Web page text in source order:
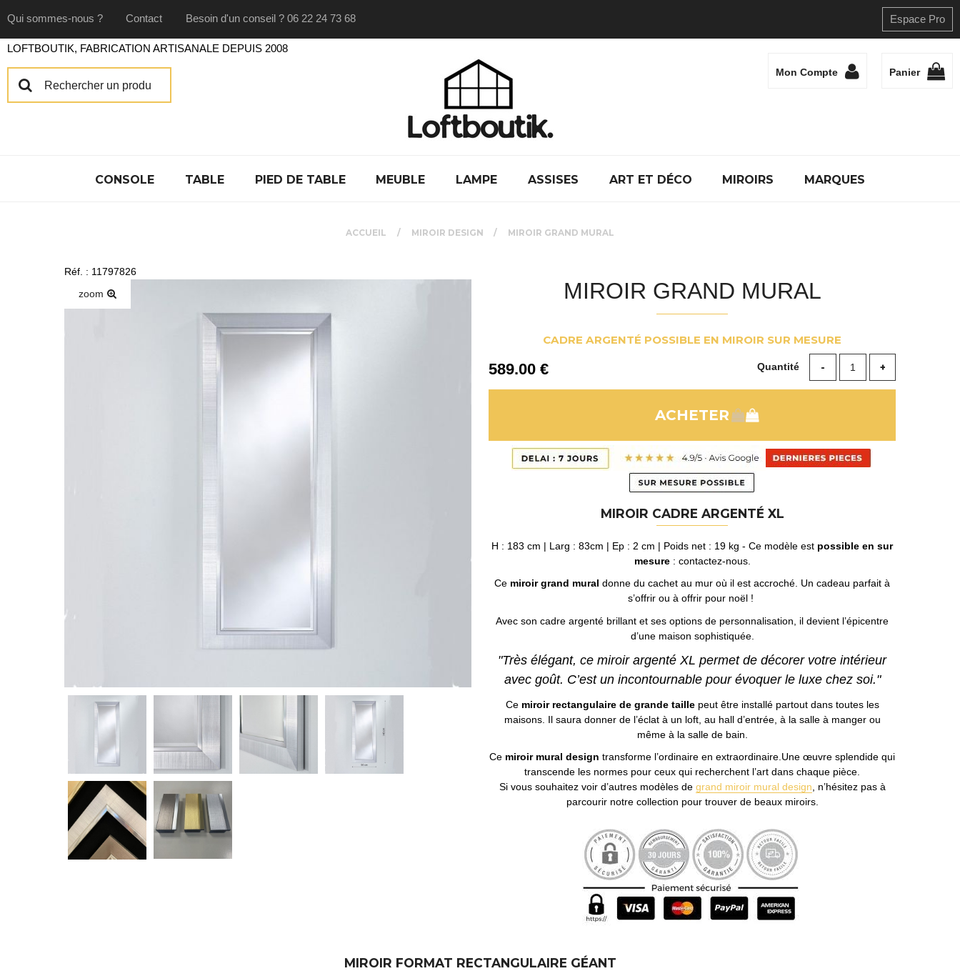
Qui sommes-nous ? Contact Besoin d'un conseil ? 06 22 24 73 68 Espace Pro
Mon Compte Panier
CONSOLE TABLE PIED DE TABLE MEUBLE LAMPE ASSISES ART ET DÉCO MIROIRS MARQUES
ACCUEIL MIROIR DESIGN MIROIR GRAND MURAL
Réf. : 11797826
zoom
MIROIR GRAND MURAL
CADRE ARGENTÉ POSSIBLE EN MIROIR SUR MESURE
589.00€ Quantité
MIROIR CADRE ARGENTÉ XL
H : 183 cm | Larg : 83cm | Ep : 2 cm | Poids net : 19 kg - Ce modèle est possible en sur
mesure: contactez-nous.
Ce miroir grand mural donne du cachet au mur où il est accroché. Un cadeau parfait à
s’offrir ou à offrir pour noël !
Avec son cadre argenté brillant et ses options de personnalisation, il devient l’épicentre
d’une maison sophistiquée.
"Très élégant, ce miroir argenté XL permet de décorer votre intérieur
avec goût. C’est un incontournable pour évoquer le luxe chez soi."
Ce miroir rectangulaire de grande taille peut être installé partout dans toutes les
maisons. Il saura donner de l’éclat à un loft, au hall d’entrée, à la salle à manger ou
même à la salle de bain.
Ce miroir mural design transforme l’ordinaire en extraordinaire.Une œuvre splendide qui
transcende les normes pour ceux qui recherchent l’art dans chaque pièce.
Si vous souhaitez voir d’autres modèles de grand miroir mural design , n’hésitez pas à
parcourir notre collection pour trouver de beaux miroirs.
MIROIR FORMAT RECTANGULAIRE GÉANT
LOFTBOUTIK, FABRICATION ARTISANALE DEPUIS 2008